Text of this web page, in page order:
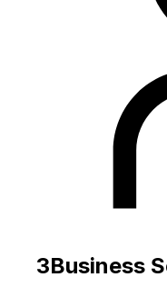
3Business